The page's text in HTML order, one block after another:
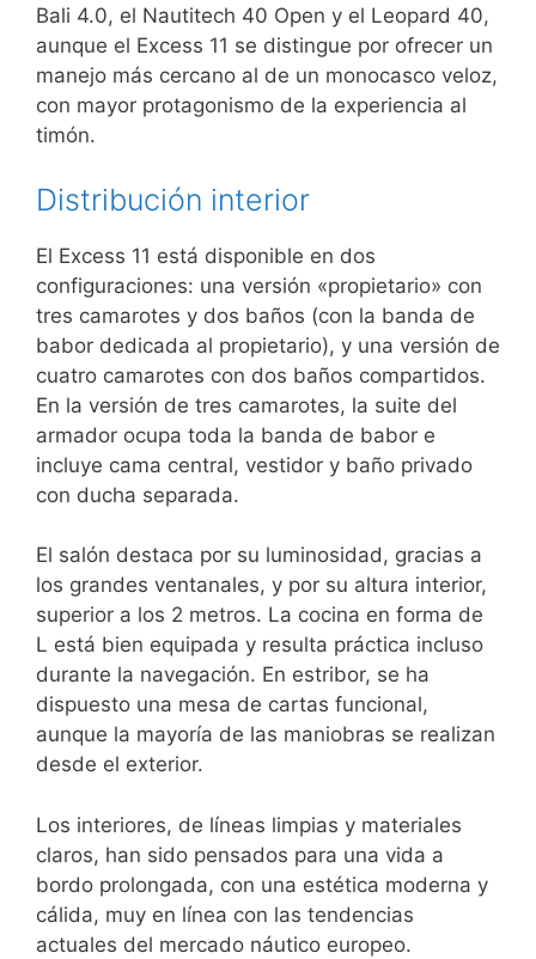
Bali 4.0, el Nautitech 40 Open y el Leopard 40,
aunque el Excess 11 se distingue por ofrecer un
manejo más cercano al de un monocasco veloz,
con mayor protagonismo de la experiencia al
timón.
Distribución interior
El Excess 11 está disponible en dos
configuraciones: una versión «propietario» con
tres camarotes y dos baños (con la banda de
babor dedicada al propietario), y una versión de
cuatro camarotes con dos baños compartidos.
En la versión de tres camarotes, la suite del
armador ocupa toda la banda de babor e
incluye cama central, vestidor y baño privado
con ducha separada.
El salón destaca por su luminosidad, gracias a
los grandes ventanales, y por su altura interior,
superior a los 2 metros. La cocina en forma de
L está bien equipada y resulta práctica incluso
durante la navegación. En estribor, se ha
dispuesto una mesa de cartas funcional,
aunque la mayoría de las maniobras se realizan
desde el exterior.
Los interiores, de líneas limpias y materiales
claros, han sido pensados para una vida a
bordo prolongada, con una estética moderna y
cálida, muy en línea con las tendencias
actuales del mercado náutico europeo.